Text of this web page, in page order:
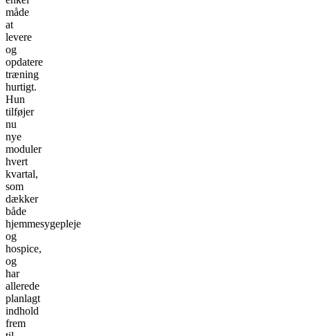
måde
at
levere
og
opdatere
træning
hurtigt.
Hun
tilføjer
nu
nye
moduler
hvert
kvartal,
som
dækker
både
hjemmesygepleje
og
hospice,
og
har
allerede
planlagt
indhold
frem